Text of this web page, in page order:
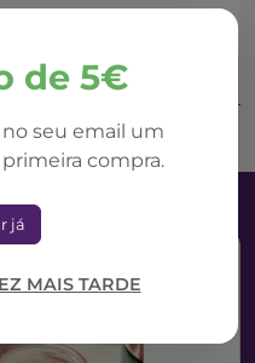
de 5€
seu email um
compra.
já
MAIS TARDE
Adicionar ao Carrinho